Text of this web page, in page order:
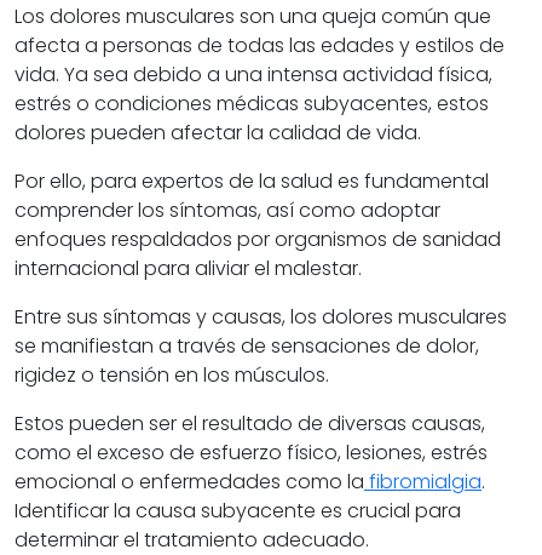
Los dolores musculares son una queja común que
afecta a personas de todas las edades y estilos de
vida. Ya sea debido a una intensa actividad física,
estrés o condiciones médicas subyacentes, estos
dolores pueden afectar la calidad de vida.
Por ello, para expertos de la salud es fundamental
comprender los síntomas, así como adoptar
enfoques respaldados por organismos de sanidad
internacional para aliviar el malestar.
Entre sus síntomas y causas, los dolores musculares
se manifiestan a través de sensaciones de dolor,
rigidez o tensión en los músculos.
Estos pueden ser el resultado de diversas causas,
como el exceso de esfuerzo físico, lesiones, estrés
emocional o enfermedades como la fibromialgia.
Identificar la causa subyacente es crucial para
determinar el tratamiento adecuado.